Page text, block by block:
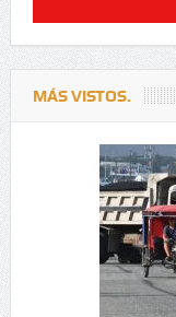
MÁS VISTOS.